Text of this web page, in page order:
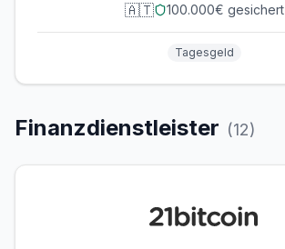
🇦🇹 100.000€ gesichert
Tagesgeld
Finanzdienstleister (12)